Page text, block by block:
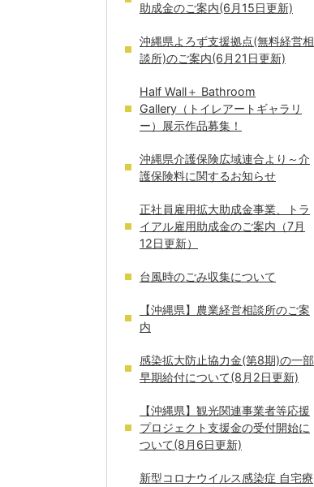
助成金のご案内(6月15日更新)
沖縄県よろず支援拠点(無料経営相
談所)のご案内(6月21日更新)
Half Wall＋ Bathroom
Gallery（トイレアートギャラリ
ー）展示作品募集！
沖縄県介護保険広域連合より～介
護保険料に関するお知らせ
正社員雇用拡大助成金事業、トラ
イアル雇用助成金のご案内（7月
12日更新）
台風時のごみ収集について
【沖縄県】農業経営相談所のご案
内
感染拡大防止協力金(第8期)の一部
早期給付について(8月2日更新)
【沖縄県】観光関連事業者等応援
プロジェクト支援金の受付開始に
ついて(8月6日更新)
新型コロナウイルス感染症 自宅療